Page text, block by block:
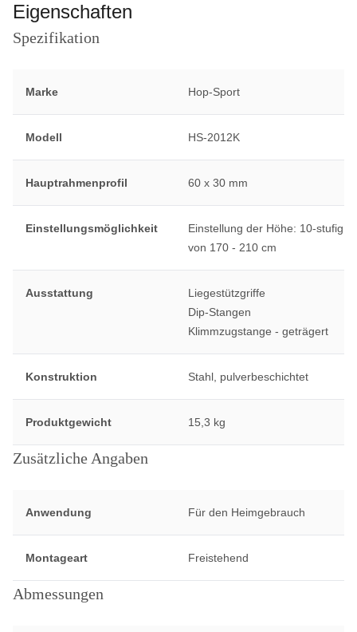
Eigenschaften
Spezifikation
Marke Hop-Sport
Modell HS-2012K
Hauptrahmenprofil 60 x 30 mm
Einstellungsmöglichkeit
Einstellung der Höhe: 10-stufig
von 170 - 210 cm
Ausstattung
Liegestützgriffe
Dip-Stangen
Klimmzugstange - geträgert
Konstruktion Stahl, pulverbeschichtet
Produktgewicht 15,3 kg
Zusätzliche Angaben
Anwendung Für den Heimgebrauch
Montageart Freistehend
Abmessungen